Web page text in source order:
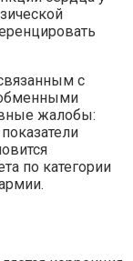
с
жалобы:
по категории